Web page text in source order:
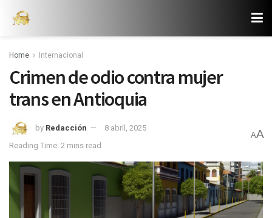
Home Internacional
Crimen de odio contra mujer
trans en Antioquia
by Redacción
8 abril, 2025
Reading Time: 2 mins read
AA